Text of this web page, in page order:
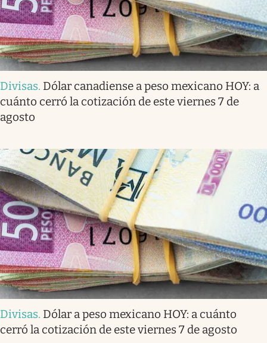
Divisas. Dólar canadiense a peso mexicano HOY: a
cuánto cerró la cotización de este viernes 7 de
agosto
Divisas. Dólar a peso mexicano HOY: a cuánto
cerró la cotización de este viernes 7 de agosto